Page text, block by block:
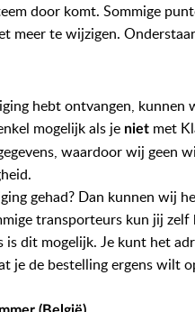
door komt. Sommige
meer te wijzigen.
hebt ontvangen, kunnen
mogelijk als je niet met
waardoor wij geen
gehad? Dan kunnen wij
transporteurs kun jij
dit mogelijk. Je kunt het
je de bestelling ergens wilt